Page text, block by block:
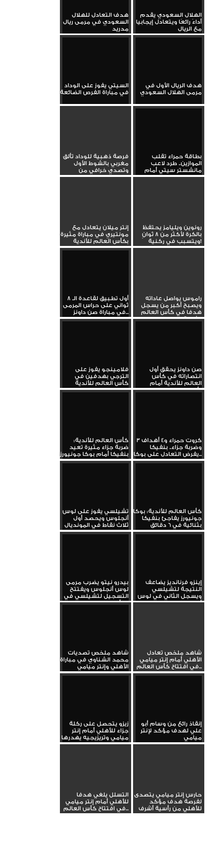
الهلال السعودي يقدم
أداءً رائعًا ويتعادل إيجابيا
مع الريال
هدف التعادل للهلال
السعودي في مرمى ريال
مدريد
هدف الريال الأول في
مرمى الهلال السعودي
السيتي يفوز على الوداد
في مباراة الفرص الضائعة
بطاقة حمراء تقلب
الموازين.. طرد لاعب
مانشستر سيتي أمام
الوداد
فرصة ذهبية للوداد تألق
مغربي بالشوط الأول
وتصدي خرافي من
إديرسون
رونوين ويليامز يحتفظ
بالكرة لأكثر من 8 ثوانٍ
ويتسبب في ركنية!
إنتر ميلان يتعادل مع
مونتيري في مباراة مثيرة
بكأس العالم للأندية
راموس يواصل عاداته
ويصبح أكبر من يسجل
هدفا في كأس العالم
للأندية
أول تطبيق لقاعدة الـ 8
ثواني على حراس المرمى
في مباراة صن داونز...
صن داونز يحقق أول
انتصاراته في كأس
العالم للأندية أمام
أولسان...
فلامينجو يفوز على
الترجي بهدفين في
كأس العالم للأندية
3 كروت حمراء و4 أهداف
وضربة جزاء.. بنفيكا
يفرض التعادل على بوكا...
كأس العالم للأندية:
ضربة جزاء مثيرة تعيد
بنفيكا أمام بوكا جونيورز
كأس العالم للأندية: بوكا
جونيورز يفاجئ بنفيكا
بثنائية في 6 دقائق
تشيلسي يفوز على لوس
أنجلوس ويحصد أول
ثلاث نقاط في المونديال
إينزو فرنانديز يضاعف
النتيجة لتشيلسي
ويسجل الثاني في لوس
أنجلوس
بيدرو نيتو يضرب مرمى
لوس أنجلوس ويفتتح
التسجيل لتشيلسي في
كأس...
شاهد ملخص تعادل
الأهلي أمام إنتر ميامي
في افتتاح كأس العالم...
شاهد ملخص تصديات
محمد الشناوي في مباراة
الأهلي وإنتر ميامي
إنقاذ رائع من وسام أبو
علي لهدف مؤكد لإنتر
ميامي
زيزو يتحصل على ركلة
جزاء للأهلي أمام إنتر
ميامي وتريزيجيه يهدرها
حارس إنتر ميامي يتصدى
لفرصة هدف مؤكد
للأهلي من رأسية أشرف
التسلل يلغي هدفا
للأهلي أمام إنتر ميامي
في افتتاح كأس العالم...